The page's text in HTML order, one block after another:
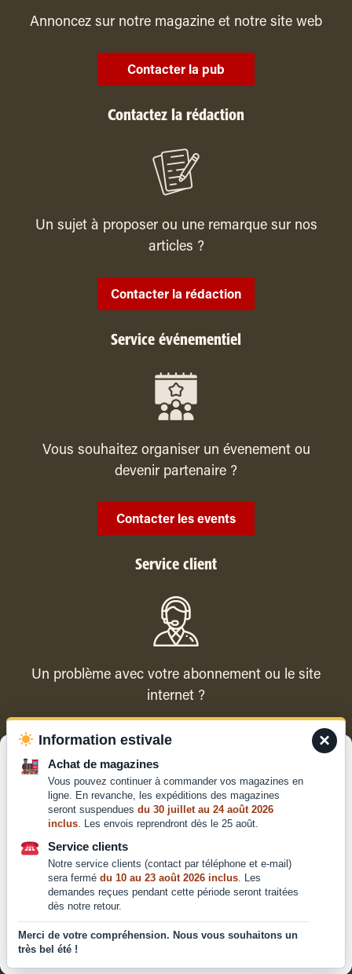
Pour offrir les meilleures expériences, nous utilisons des technologies
telles que les cookies pour stocker et/ou accéder aux informations des
appareils. Le fait de consentir à ces technologies nous permettra de
traiter des données telles que le comportement de navigation ou les ID
uniques sur ce site. Le fait de ne pas consentir ou de retirer son
consentement peut avoir un effet négatif sur certaines caractéristiques
et fonctions.
Accepter
Annoncez sur notre magazine et notre site web
Contacter la pub
Contactez la rédaction
Un sujet à proposer ou une remarque sur nos
articles ?
Contacter la rédaction
Service événementiel
Vous souhaitez organiser un évenement ou
devenir partenaire ?
Contacter les events
Service client
Un problème avec votre abonnement ou le site
internet ?
Contacter le service client
Mentions légales
Conditions générales de
vente et d'utilisation
confidentialité
×
Information estivale
Achat de magazines
Vous pouvez continuer à commander vos magazines en
ligne. En revanche, les expéditions des magazines
seront suspendues du 30 juillet au 24 août 2026
inclus. Les envois reprendront dès le 25 août.
Service clients
Notre service clients (contact par téléphone et e-mail)
sera fermé du 10 au 23 août 2026 inclus. Les
demandes reçues pendant cette période seront traitées
dès notre retour.
Merci de votre compréhension. Nous vous souhaitons un
très bel été !